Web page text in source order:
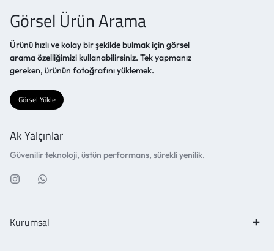
Görsel Ürün Arama
Ürünü hızlı ve kolay bir şekilde bulmak için görsel
arama özelliğimizi kullanabilirsiniz. Tek yapmanız
gereken, ürünün fotoğrafını yüklemek.
Görsel Yükle
Ak Yalçınlar
Güvenilir teknoloji, üstün performans, sürekli yenilik.
Kurumsal